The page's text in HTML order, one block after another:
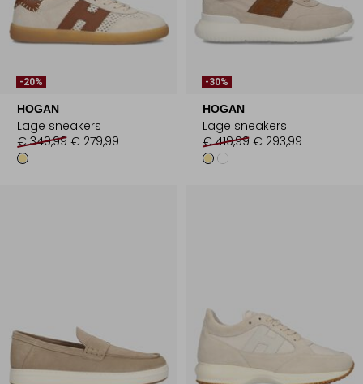
-20%
HOGAN
Lage sneakers
€ 349,99 € 279,99
-30%
HOGAN
Lage sneakers
€ 419,99 € 293,99